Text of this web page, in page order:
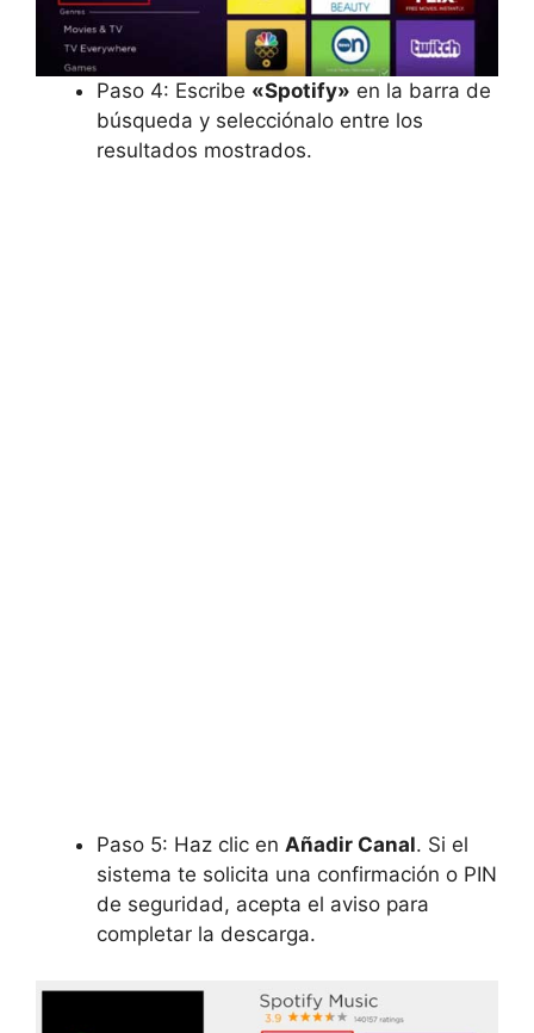
Paso 4: Escribe «Spotify» en la barra de
búsqueda y selecciónalo entre los
resultados mostrados.
Paso 5: Haz clic en Añadir Canal. Si el
sistema te solicita una confirmación o PIN
de seguridad, acepta el aviso para
completar la descarga.